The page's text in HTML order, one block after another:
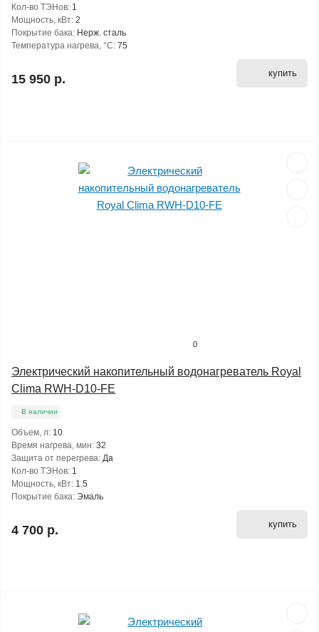
Кол-во ТЭНов: 1
Мощность, кВт: 2
Покрытие бака: Нерж. сталь
Температура нагрева, °С: 75
15 950 р. купить
0
Электрический накопительный водонагреватель Royal
Clima RWH-D10-FE
В наличии
Объем, л: 10
Время нагрева, мин: 32
Защита от перегрева: Да
Кол-во ТЭНов: 1
Мощность, кВт: 1.5
Покрытие бака: Эмаль
4 700 р. купить